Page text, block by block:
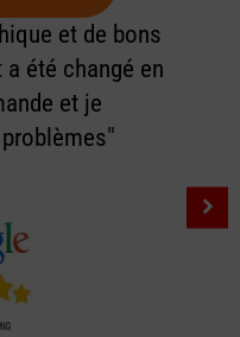
et de bons
été changé en
et je